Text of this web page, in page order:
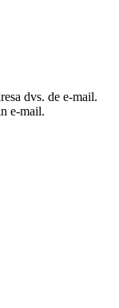
dvs. de e-mail.
e-mail.